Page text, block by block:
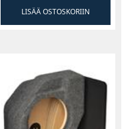
LISÄÄ OSTOSKORIIN